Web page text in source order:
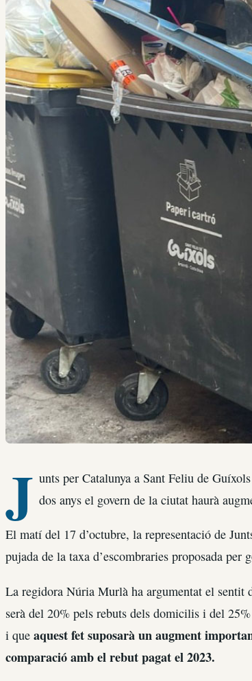
J unts per Catalunya a Sant Feliu de
dos anys el govern de la ciutat haurà
El matí del 17 d’octubre, la representació de
pujada de la taxa d’escombraries proposada per
La regidora Núria Murlà ha argumentat el sentit
serà del 20% pels rebuts dels domicilis i del
i que aquest fet suposarà un augment
comparació amb el rebut pagat el 2023.